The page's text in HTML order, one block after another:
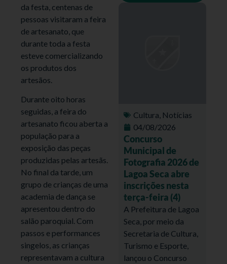
da festa, centenas de
pessoas visitaram a feira
de artesanato, que
durante toda a festa
esteve comercializando
os produtos dos
artesãos.
Durante oito horas
seguidas, a feira do
artesanato ficou aberta a
população para a
exposição das peças
produzidas pelas artesãs.
No final da tarde, um
grupo de crianças de uma
academia de dança se
apresentou dentro do
salão paroquial. Com
passos e performances
singelos, as crianças
representavam a cultura
Cultura, Notícias
04/08/2026
Concurso
Municipal de
Fotografia 2026 de
Lagoa Seca abre
inscrições nesta
terça-feira (4)
A Prefeitura de Lagoa
Seca, por meio da
Secretaria de Cultura,
Turismo e Esporte,
lançou o Concurso